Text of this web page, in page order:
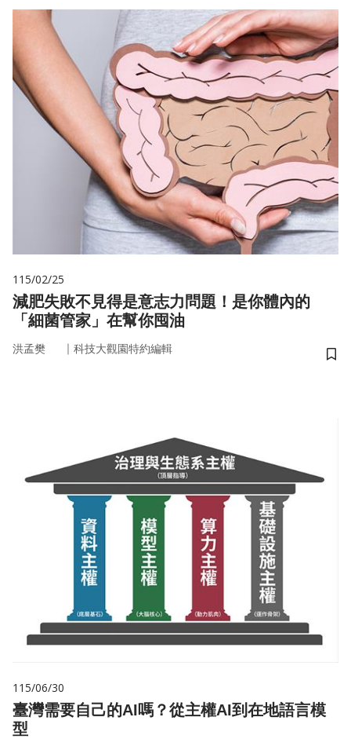
115/02/25
減肥失敗不見得是意志力問題！是你體內的
「細菌管家」在幫你囤油
洪孟樊 ｜ 科技大觀園特約編輯
儲
115/06/30
臺灣需要自己的AI嗎？從主權AI到在地語言模
型